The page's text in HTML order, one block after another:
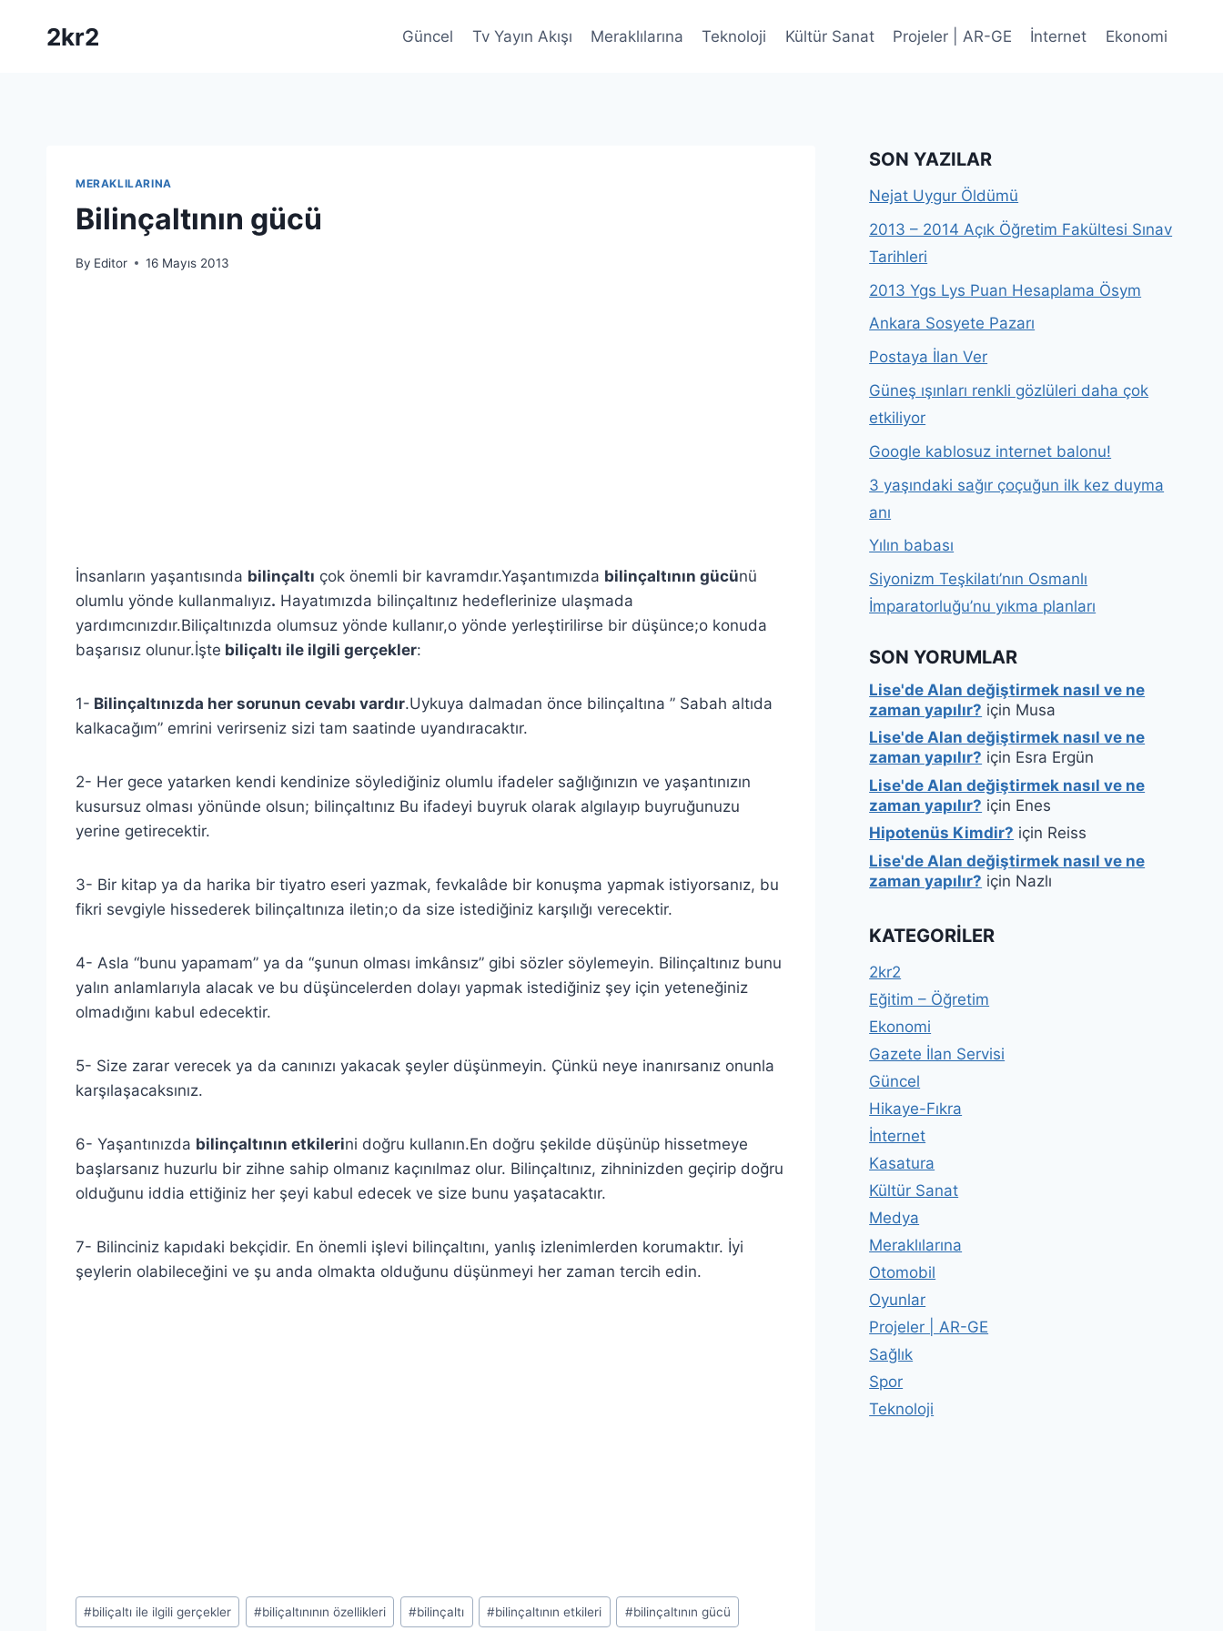
2kr2 Güncel Tv Yayın Akışı Meraklılarına Teknoloji Kültür Sanat Projeler | AR-GE İnternet Ekonomi
MERAKLILARINA
Bilinçaltının gücü
By Editor 16 Mayıs 2013
İnsanların yaşantısında bilinçaltı çok önemli bir kavramdır.Yaşantımızda bilinçaltının gücünü
olumlu yönde kullanmalıyız. Hayatımızda bilinçaltınız hedeflerinize ulaşmada
yardımcınızdır.Biliçaltınızda olumsuz yönde kullanır,o yönde yerleştirilirse bir düşünce;o konuda
başarısız olunur.İşte biliçaltı ile ilgili gerçekler:
1- Bilinçaltınızda her sorunun cevabı vardır.Uykuya dalmadan önce bilinçaltına ” Sabah altıda
kalkacağım” emrini verirseniz sizi tam saatinde uyandıracaktır.
2- Her gece yatarken kendi kendinize söylediğiniz olumlu ifadeler sağlığınızın ve yaşantınızın
kusursuz olması yönünde olsun; bilinçaltınız Bu ifadeyi buyruk olarak algılayıp buyruğunuzu
yerine getirecektir.
3- Bir kitap ya da harika bir tiyatro eseri yazmak, fevkalâde bir konuşma yapmak istiyorsanız, bu
fikri sevgiyle hissederek bilinçaltınıza iletin;o da size istediğiniz karşılığı verecektir.
4- Asla “bunu yapamam” ya da “şunun olması imkânsız” gibi sözler söylemeyin. Bilinçaltınız bunu
yalın anlamlarıyla alacak ve bu düşüncelerden dolayı yapmak istediğiniz şey için yeteneğiniz
olmadığını kabul edecektir.
5- Size zarar verecek ya da canınızı yakacak şeyler düşünmeyin. Çünkü neye inanırsanız onunla
karşılaşacaksınız.
6- Yaşantınızda bilinçaltının etkilerini doğru kullanın.En doğru şekilde düşünüp hissetmeye
başlarsanız huzurlu bir zihne sahip olmanız kaçınılmaz olur. Bilinçaltınız, zihninizden geçirip doğru
olduğunu iddia ettiğiniz her şeyi kabul edecek ve size bunu yaşatacaktır.
7- Bilinciniz kapıdaki bekçidir. En önemli işlevi bilinçaltını, yanlış izlenimlerden korumaktır. İyi
şeylerin olabileceğini ve şu anda olmakta olduğunu düşünmeyi her zaman tercih edin.
Post
Tags:
#biliçaltı ile ilgili gerçekler #biliçaltınının özellikleri #bilinçaltı #bilinçaltının etkileri #bilinçaltının gücü
SON YAZILAR
Nejat Uygur Öldümü
2013 – 2014 Açık Öğretim Fakültesi Sınav
Tarihleri
2013 Ygs Lys Puan Hesaplama Ösym
Ankara Sosyete Pazarı
Postaya İlan Ver
Güneş ışınları renkli gözlüleri daha çok
etkiliyor
Google kablosuz internet balonu!
3 yaşındaki sağır çoçuğun ilk kez duyma
anı
Yılın babası
Siyonizm Teşkilatı’nın Osmanlı
İmparatorluğu’nu yıkma planları
SON YORUMLAR
Lise'de Alan değiştirmek nasıl ve ne
zaman yapılır? için Musa
Lise'de Alan değiştirmek nasıl ve ne
zaman yapılır? için Esra Ergün
Lise'de Alan değiştirmek nasıl ve ne
zaman yapılır? için Enes
Hipotenüs Kimdir? için Reiss
Lise'de Alan değiştirmek nasıl ve ne
zaman yapılır? için Nazlı
KATEGORILER
2kr2
Eğitim – Öğretim
Ekonomi
Gazete İlan Servisi
Güncel
Hikaye-Fıkra
İnternet
Kasatura
Kültür Sanat
Medya
Meraklılarına
Otomobil
Oyunlar
Projeler | AR-GE
Sağlık
Spor
Teknoloji